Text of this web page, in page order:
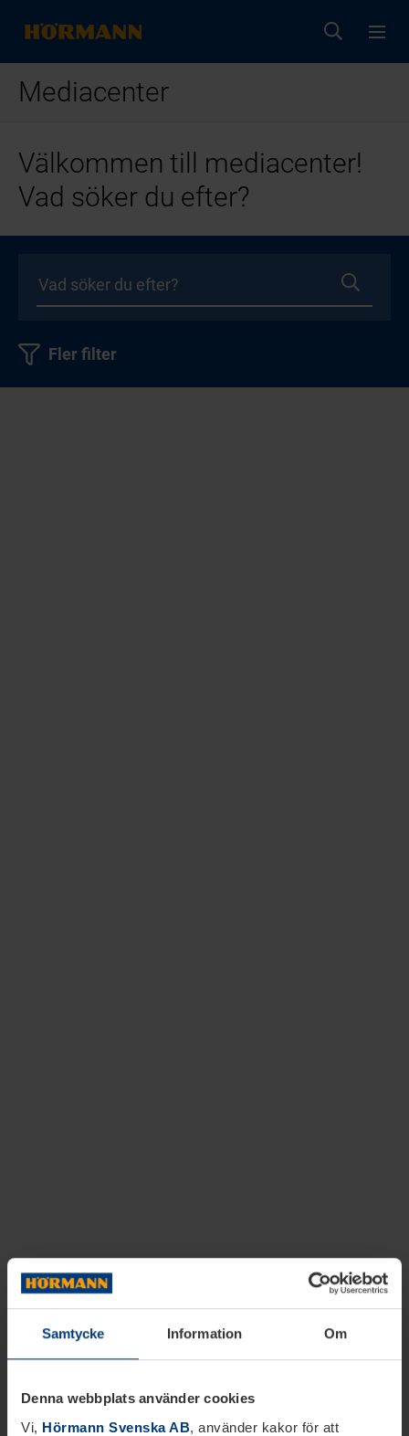
Samtycke Information Om
Denna webbplats använder cookies
Vi, Hörmann Svenska AB, använder kakor för att
Mediacenter
Välkommen till mediacenter!
Vad söker du efter?
Fler filter